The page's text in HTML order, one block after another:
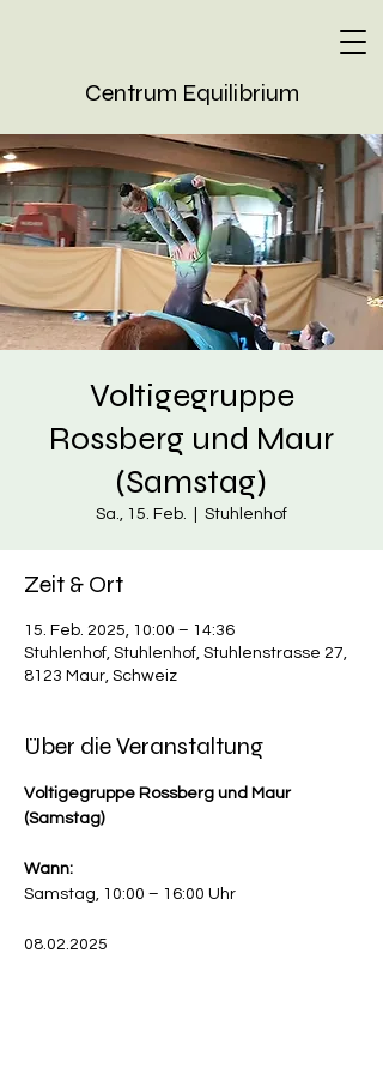
Centrum Equilibrium
Voltigegruppe
Rossberg und Maur
(Samstag)
Sa., 15. Feb. Stuhlenhof
Zeit & Ort
15. Feb. 2025, 10:00 – 14:36
Stuhlenhof, Stuhlenhof, Stuhlenstrasse 27,
8123 Maur, Schweiz
Über die Veranstaltung
Voltigegruppe Rossberg und Maur
(Samstag)
Wann:
Samstag, 10:00 – 16:00 Uhr
08.02.2025